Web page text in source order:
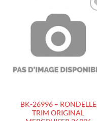
AJOUTER
À LA
D’ENVIES
BK-26996 – RONDELLE
TRIM ORIGINAL